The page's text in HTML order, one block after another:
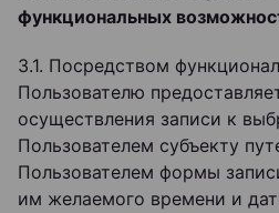
функциональных
3.1. Посредством
Пользователю
осуществления записи к
Пользователем субъекту
Пользователем формы
им желаемого времени и